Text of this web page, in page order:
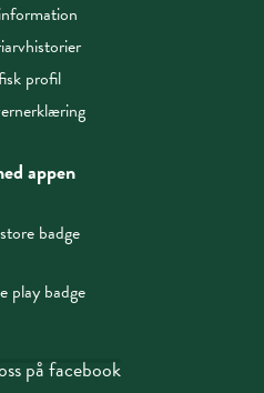
profil
appen
på facebook